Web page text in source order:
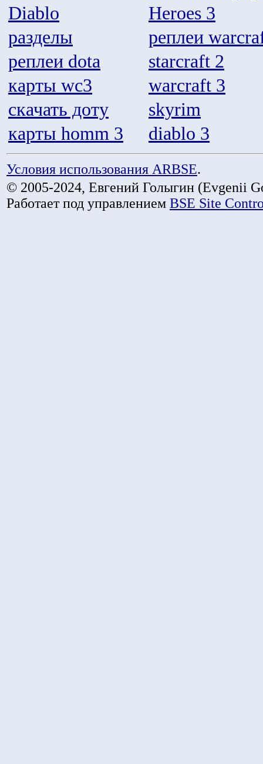
Diablo
Heroes 3
разделы
реплеи
реплеи dota
starcraft 2
карты wc3
warcraft 3
скачать доту
skyrim
карты homm 3
diablo 3
Условия использования ARBSE.
© 2005-2024, Евгений Голыгин (Evgenii
Работает под управлением BSE Site